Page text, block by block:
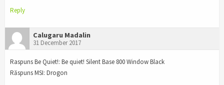
Reply
Calugaru Madalin
31 December 2017
Raspuns Be Quiet!: Be quiet! Silent Base 800 Window Black
Răspuns MSI: Drogon